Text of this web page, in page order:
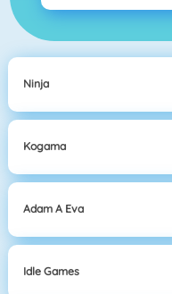
Ninja
Kogama
Adam A Eva
Idle Games